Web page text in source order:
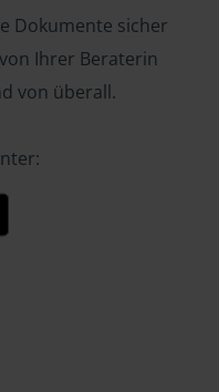
Dokumente sicher
Ihrer Beraterin
von überall.